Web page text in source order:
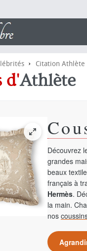
› Citation Athlète
d'Athlète
Découvrez
grandes
beaux
français à
Hermès.
la main.
nos